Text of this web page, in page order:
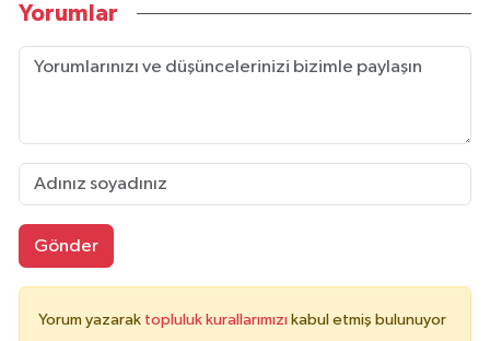
Yorumlar
Gönder
Yorum yazarak topluluk kurallarımızı kabul etmiş bulunuyor